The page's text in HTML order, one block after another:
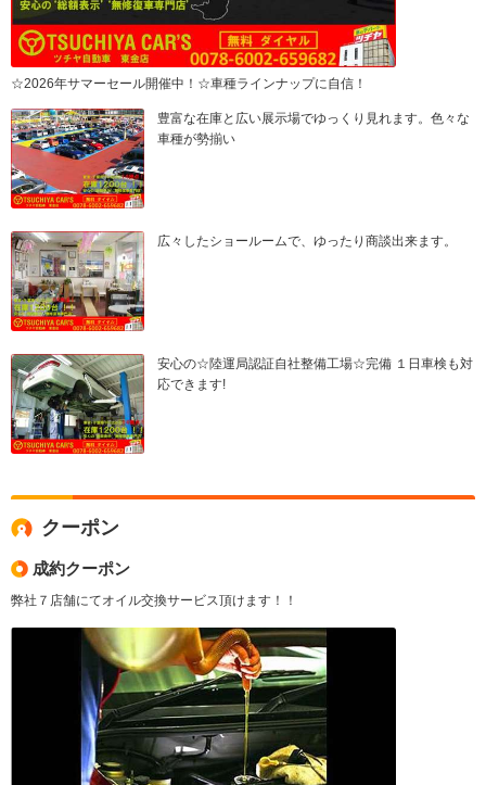
☆2026年サマーセール開催中！☆車種ラインナップに自信！
豊富な在庫と広い展示場でゆっくり見れます。色々な
車種が勢揃い
広々したショールームで、ゆったり商談出来ます。
安心の☆陸運局認証自社整備工場☆完備 １日車検も対
応できます!
クーポン
成約クーポン
弊社７店舗にてオイル交換サービス頂けます！！